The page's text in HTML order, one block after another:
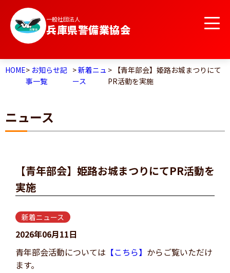
一般社団法人
兵庫県警備業協会
HOME> お知らせ記
事一覧
>新着ニュ
ース
> 【青年部会】姫路お城まつりにて
PR活動を実施
ニュース
【青年部会】姫路お城まつりにてPR活動を
実施
新着ニュース
2026年06月11日
青年部会活動については 【こちら】 からご覧いただけ
ます。